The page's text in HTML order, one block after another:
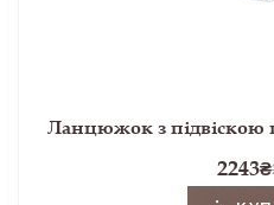
Ланцюжок з підвіскою
2243₴